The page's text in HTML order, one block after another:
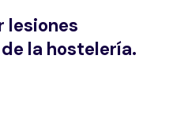
lesiones
la hostelería.